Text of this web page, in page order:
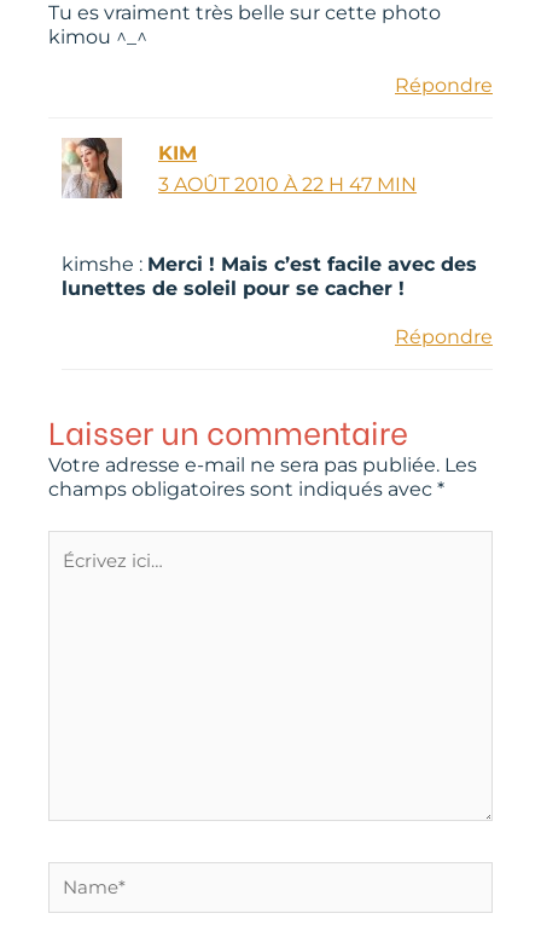
Tu es vraiment très belle sur cette photo
kimou ^_^
Répondre
KIM
3 AOÛT 2010 À 22 H 47 MIN
kimshe : Merci ! Mais c’est facile avec des
lunettes de soleil pour se cacher !
Répondre
Laisser un commentaire
Votre adresse e-mail ne sera pas publiée. Les
champs obligatoires sont indiqués avec *
ici…